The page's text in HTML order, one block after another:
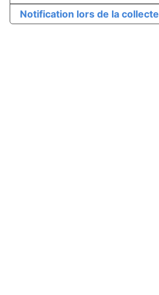
Notification lors de la collecte